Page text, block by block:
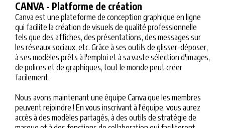
CANVA - Platforme de création
Canva est une plateforme de conception graphique en ligne
qui facilite la création de visuels de qualité professionnelle
tels que des affiches, des présentations, des messages sur
les réseaux sociaux, etc. Grâce à ses outils de glisser-déposer,
à ses modèles prêts à l'emploi et à sa vaste sélection d'images,
de polices et de graphiques, tout le monde peut créer
facilement.
Nous avons maintenant une équipe Canva que les membres
peuvent rejoindre ! En vous inscrivant à l'équipe, vous aurez
accès à des modèles partagés, à des outils de stratégie de